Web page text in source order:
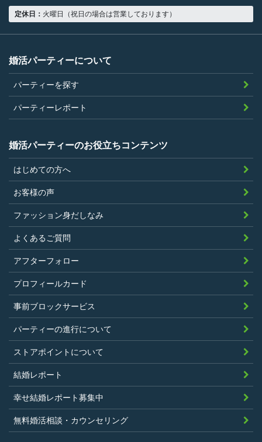
男性は収入があること
当社の指定する環境でサービスを利用で
当社が企画するパーティープランに設定
されている年齢条件にあてはまっている
こと。
参加条件があり証明書が必要なパーティ
ーは、その条件にあてはまっており且つ
弊社が希望する証明書を持参できるこ
過去に、当社運営サービスにおいて、不
正行為、ストーカー行為、クレジットカ
ードの不正利用その他問題のある行為を
したことがないこと
暴力団等の反社会的勢力の関係者でな
く、また、法令違反あるいは公序良俗違
反行為等反社会的活動を行ったことがな
いこと
当社の独自の裁量によりLinkStoreの運営
上問題があると判断されたことがないこ
と
過去に会員登録を抹消されたり、利用停
止処分を受けたことがないこと
当社の提供するサービスと同一または類
似のサービスを提供することを業とする
法人または個人若しくはそれらの従業者
でないこと
定休日： 火曜日（祝日の場合は営業しております）
婚活パーティーについて
パーティーを探す
パーティーレポート
婚活パーティーのお役立ちコンテンツ
はじめての方へ
お客様の声
ファッション身だしなみ
よくあるご質問
アフターフォロー
プロフィールカード
事前ブロックサービス
パーティーの進行について
ストアポイントについて
結婚レポート
幸せ結婚レポート募集中
無料婚活相談・カウンセリング